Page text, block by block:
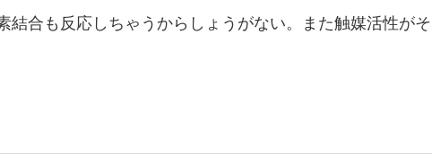
結合も反応しちゃうからしょうがない。また触媒活性がそ